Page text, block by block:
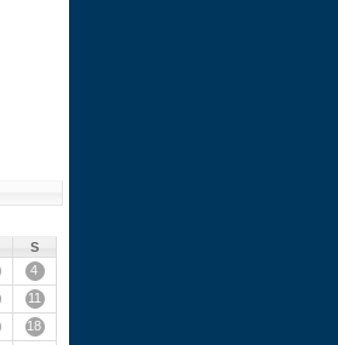
S
4
11
18